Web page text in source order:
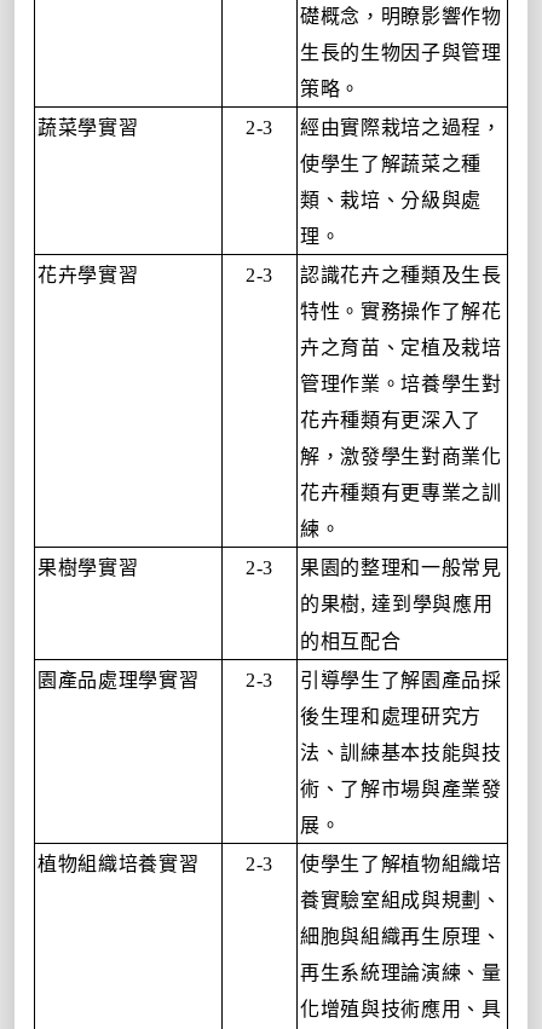
礎概念，明瞭影響作物
生長的生物因子與管理
策略。
蔬菜學實習
2-3
經由實際栽培之過程，
使學生了解蔬菜之種
類、栽培、分級與處
理。
花卉學實習
2-3
認識花卉之種類及生長
特性。實務操作了解花
卉之育苗、定植及栽培
管理作業。培養學生對
花卉種類有更深入了
解，激發學生對商業化
花卉種類有更專業之訓
練。
果樹學實習
2-3
果園的整理和一般常見
的果樹,達到學與應用
的相互配合
園產品處理學實習
2-3
引導學生了解園產品採
後生理和處理研究方
法、訓練基本技能與技
術、了解市場與產業發
展。
植物組織培養實習
2-3
使學生了解植物組織培
養實驗室組成與規劃、
細胞與組織再生原理、
再生系統理論演練、量
化增殖與技術應用、具